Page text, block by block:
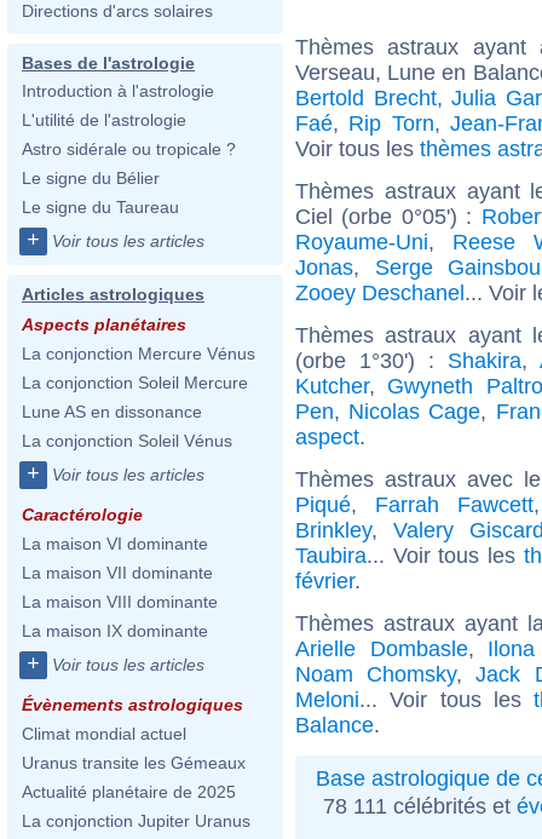
Directions d'arcs solaires
Bases de l'astrologie
Introduction à l'astrologie
L'utilité de l'astrologie
Astro sidérale ou tropicale ?
Le signe du Bélier
Le signe du Taureau
+ Voir tous les articles
Articles astrologiques
Aspects planétaires
La conjonction Mercure Vénus
La conjonction Soleil Mercure
Lune AS en dissonance
La conjonction Soleil Vénus
+ Voir tous les articles
Caractérologie
La maison VI dominante
La maison VII dominante
La maison VIII dominante
La maison IX dominante
+ Voir tous les articles
Évènements astrologiques
Climat mondial actuel
Uranus transite les Gémeaux
Actualité planétaire de 2025
La conjonction Jupiter Uranus
Thèmes astraux
Verseau, Lune en
Bertold Brecht,Julia
Faé, Rip Torn,Jean-
Voir tous les thèmes
Thèmes astraux ayant
Ciel (orbe 0°05') :
Royaume-Uni, Reese
Jonas, Serge
Zooey Deschanel... Voir
Thèmes astraux ayant
(orbe 1°30') : Shakira,
Kutcher, Gwyneth
Pen, Nicolas Cage,
aspect.
Thèmes astraux avec
Piqué, Farrah Fawcett
Brinkley,Valery
Taubira... Voir tous les
février.
Thèmes astraux ayant
Arielle Dombasle,
Noam Chomsky,Jack
Meloni... Voir tous les
Balance.
Base astrologique de
78 111 célébrités et